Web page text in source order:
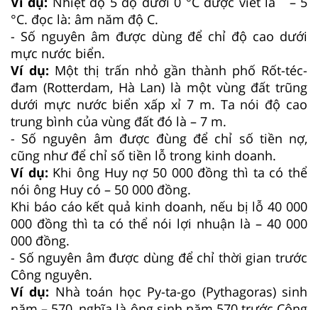
°C. đọc là: âm năm độ C.
- Số nguyên âm được dùng để chỉ độ cao dưới
mực nước biển.
Ví dụ: Một thị trấn nhỏ gần thành phố Rốt-téc-
đam (Rotterdam, Hà Lan) là một vùng đất trũng
dưới mực nước biển xấp xỉ 7 m. Ta nói độ cao
trung bình của vùng đất đó là – 7 m.
- Số nguyên âm được đùng để chỉ số tiền nợ,
cũng như để chỉ số tiền lỗ trong kinh doanh.
Ví dụ: Khi ông Huy nợ 50 000 đồng thì ta có thể
nói ông Huy có – 50 000 đồng.
Khi báo cáo kết quả kinh doanh, nếu bị lỗ 40 000
000 đồng thì ta có thể nói lợi nhuận là – 40 000
000 đồng.
- Số nguyên âm được dùng để chỉ thời gian trước
Công nguyên.
Ví dụ: Nhà toán học Py-ta-go (Pythagoras) sinh